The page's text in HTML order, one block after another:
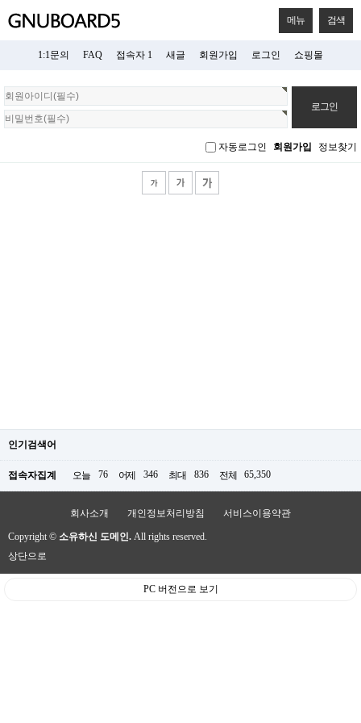
메뉴 검색
1:1문의 FAQ 접속자 1 새글 회원가입 로그인 쇼핑몰
회
원
로
자동로그인 회원가입 정보찾기
인기검색어
접속자집계 오늘 76 어제 346 최대 836 전체 65,350
회사소개 개인정보처리방침 서비스이용약관
Copyright © 소유하신 도메인. All rights reserved.
상단으로
PC 버전으로 보기